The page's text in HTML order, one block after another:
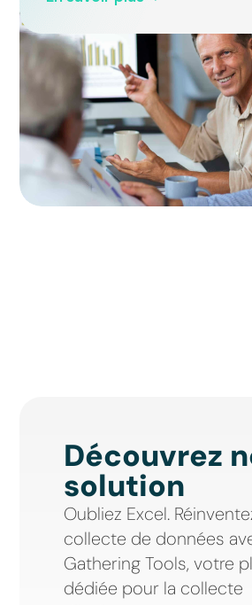
Découvrez
solution
Oubliez Excel.
collecte de données
Gathering Tools, votre
dédiée pour la collecte